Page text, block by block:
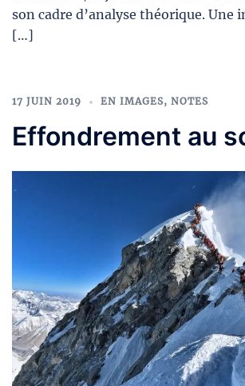
son cadre d’analyse théorique. Une
[…]
17 JUIN 2019 EN IMAGES, NOTES
Effondrement au